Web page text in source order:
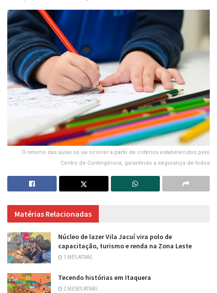
O retorno das aulas só vai ocorrer a partir de critérios estabelecidos pelo
Centro de Contingência, garantindo a segurança de todos
Matérias Relacionadas
Núcleo de lazer Vila Jacuí vira polo de
capacitação, turismo e renda na Zona Leste
1 MÊS ATRÁS
Tecendo histórias em Itaquera
2 MESES ATRÁS